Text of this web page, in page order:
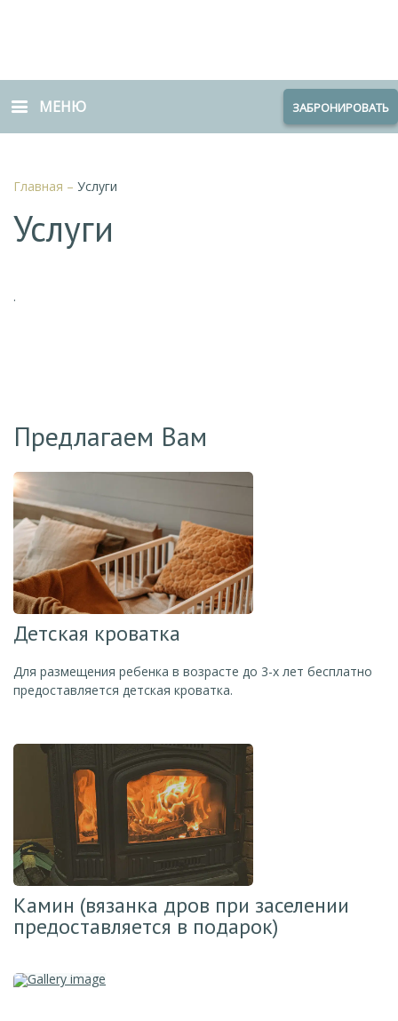
МЕНЮ ЗАБРОНИРОВАТЬ
Главная – Услуги
Услуги
.
Предлагаем Вам
Детская кроватка
Для размещения ребенка в возрасте до 3-х лет бесплатно
предоставляется детская кроватка.
Камин (вязанка дров при заселении
предоставляется в подарок)